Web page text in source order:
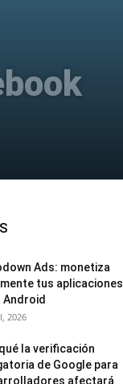
Ads: monetiza
tus aplicaciones
Android
2026
la verificación
de Google para
afectará